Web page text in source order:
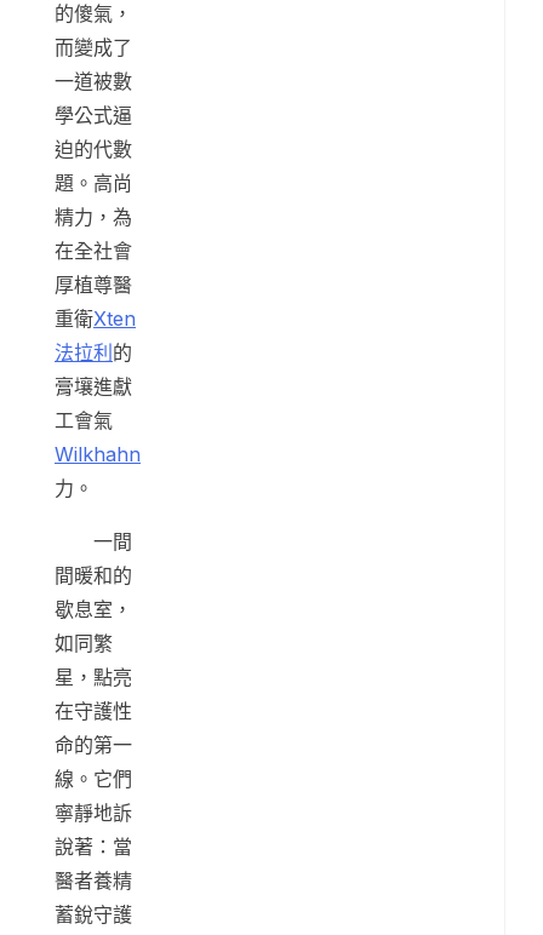
的傻氣，
而變成了
一道被數
學公式逼
迫的代數
題。高尚
精力，為
在全社會
厚植尊醫
重衛Xten
法拉利 的
膏壤進獻
工會氣
Wilkhahn
力。
一間
間暖和的
歇息室，
如同繁
星，點亮
在守護性
命的第一
線。它們
寧靜地訴
說著：當
醫者養精
蓄銳守護